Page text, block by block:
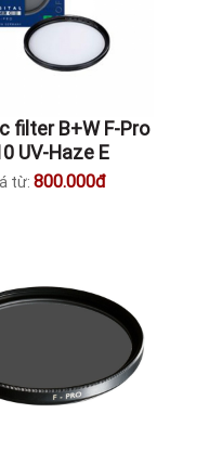
filter B+W F-Pro
UV-Haze E
từ: 800.000đ